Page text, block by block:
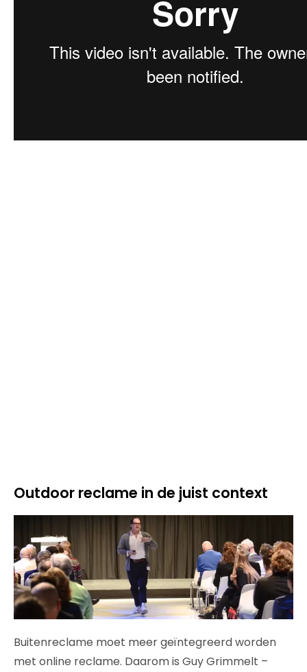
Outdoor reclame in de juist context
Buitenreclame moet meer geïntegreerd worden
met online reclame. Daarom is Guy Grimmelt –